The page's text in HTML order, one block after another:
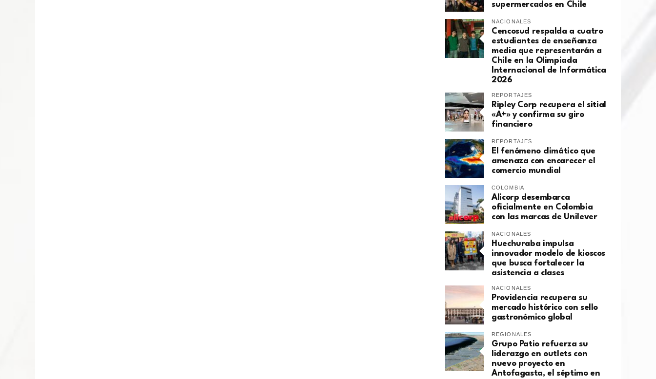
supermercados en Chile
NACIONALES
Cencosud respalda a cuatro
estudiantes de enseñanza
media que representarán a
Chile en la Olimpiada
Internacional de Informática
2026
REPORTAJES
Ripley Corp recupera el sitial
«A+» y confirma su giro
financiero
REPORTAJES
El fenómeno climático que
amenaza con encarecer el
comercio mundial
COLOMBIA
Alicorp desembarca
oficialmente en Colombia
con las marcas de Unilever
NACIONALES
Huechuraba impulsa
innovador modelo de kioscos
que busca fortalecer la
asistencia a clases
NACIONALES
Providencia recupera su
mercado histórico con sello
gastronómico global
REGIONALES
Grupo Patio refuerza su
liderazgo en outlets con
nuevo proyecto en
Antofagasta, el séptimo en